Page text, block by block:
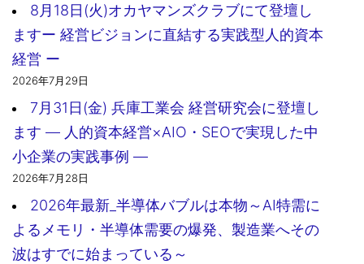
8月18日(火)オカヤマンズクラブにて登壇し
ますー 経営ビジョンに直結する実践型人的資本
経営 ー
2026年7月29日
7月31日(金) 兵庫工業会 経営研究会に登壇し
ます ― 人的資本経営×AIO・SEOで実現した中
小企業の実践事例 ―
2026年7月28日
2026年最新_半導体バブルは本物～AI特需に
よるメモリ・半導体需要の爆発、製造業へその
波はすでに始まっている～